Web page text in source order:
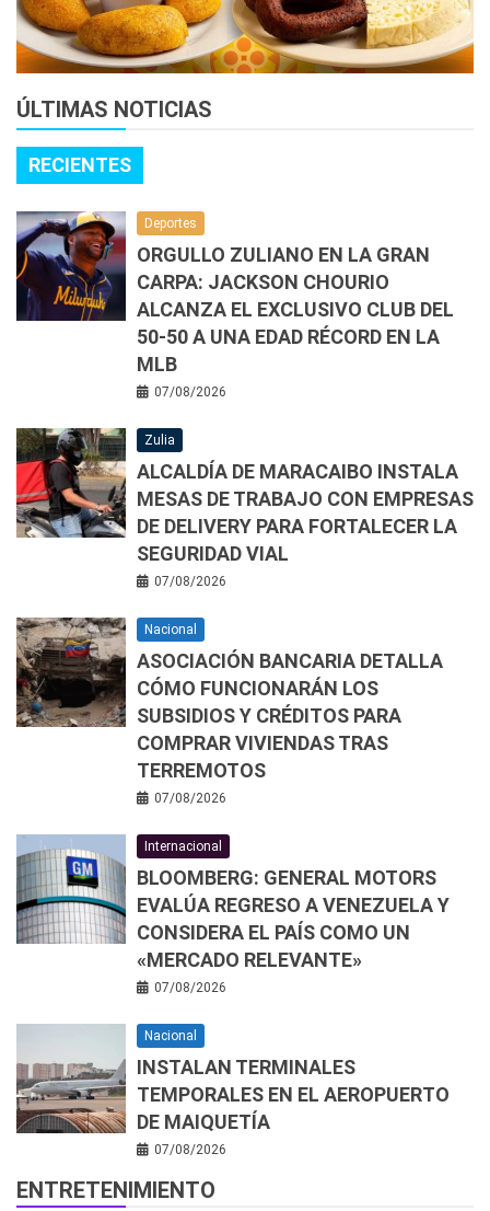
ÚLTIMAS NOTICIAS
RECIENTES
Deportes
ORGULLO ZULIANO EN LA GRAN
CARPA: JACKSON CHOURIO
ALCANZA EL EXCLUSIVO CLUB DEL
50-50 A UNA EDAD RÉCORD EN LA
MLB
07/08/2026
Zulia
ALCALDÍA DE MARACAIBO INSTALA
MESAS DE TRABAJO CON EMPRESAS
DE DELIVERY PARA FORTALECER LA
SEGURIDAD VIAL
07/08/2026
Nacional
ASOCIACIÓN BANCARIA DETALLA
CÓMO FUNCIONARÁN LOS
SUBSIDIOS Y CRÉDITOS PARA
COMPRAR VIVIENDAS TRAS
TERREMOTOS
07/08/2026
Internacional
BLOOMBERG: GENERAL MOTORS
EVALÚA REGRESO A VENEZUELA Y
CONSIDERA EL PAÍS COMO UN
«MERCADO RELEVANTE»
07/08/2026
Nacional
INSTALAN TERMINALES
TEMPORALES EN EL AEROPUERTO
DE MAIQUETÍA
07/08/2026
ENTRETENIMIENTO